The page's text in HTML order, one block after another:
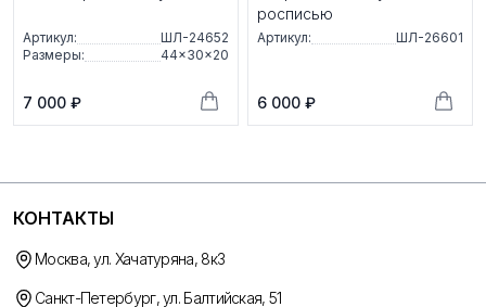
Артикул:
ШЛ-24652
Размеры:
44×30×20
7 000 ₽
росписью
Артикул: ШЛ-26601
6 000 ₽
КОНТАКТЫ
Москва, ул. Хачатуряна, 8к3
Санкт-Петербург, ул. Балтийская, 51